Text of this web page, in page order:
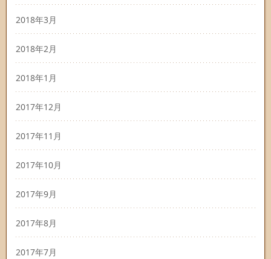
2018年3月
2018年2月
2018年1月
2017年12月
2017年11月
2017年10月
2017年9月
2017年8月
2017年7月